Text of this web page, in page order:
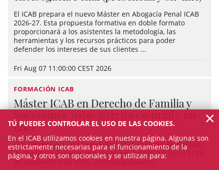
El ICAB prepara el nuevo Máster en Abogacía Penal ICAB
2026-27. Esta propuesta formativa en doble formato
proporcionará a los asistentes la metodología, las
herramientas y los recursos prácticos para poder
defender los intereses de sus clientes ...
Fri Aug 07 11:00:00 CEST 2026
FORMACIÓN ICAB
Máster ICAB en Derecho de Familia y
line)
El ICAB prepara una nueva edición del Máster en Derecho
de Familia y Sucesiones para el curso 2026-27. Inicio el 28
de septiembre de 2026. ¡Matrícula abierta!
TÚ PUEDES CONTROLAR EL USO DE LAS COOKIES.
En el ICAB utilizamos cookies en nuestra página. Algunas son
estrictamente necesarias para el funcionamiento de la
página, y otros son opcionales y se utilizan para:
×